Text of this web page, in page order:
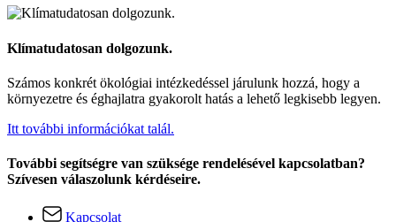
Klímatudatosan dolgozunk.
Számos konkrét ökológiai intézkedéssel járulunk hozzá, hogy a
környezetre és éghajlatra gyakorolt hatás a lehető legkisebb legyen.
Itt további információkat talál.
További segítségre van szüksége rendelésével kapcsolatban?
Szívesen válaszolunk kérdéseire.
Kapcsolat